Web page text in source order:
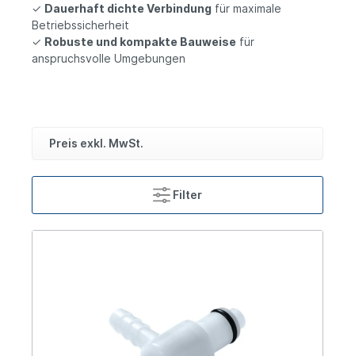
✓ Dauerhaft dichte Verbindung für maximale
Betriebssicherheit
✓ Robuste und kompakte Bauweise für
anspruchsvolle Umgebungen
Preis exkl. MwSt.
Filter